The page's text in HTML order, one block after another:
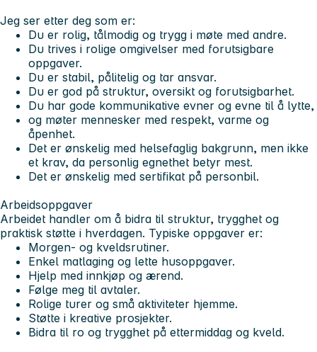
Jeg ser etter deg som er:
Du er rolig, tålmodig og trygg i møte med andre.
Du trives i rolige omgivelser med forutsigbare
oppgaver.
Du er stabil, pålitelig og tar ansvar.
Du er god på struktur, oversikt og forutsigbarhet.
Du har gode kommunikative evner og evne til å lytte,
og møter mennesker med respekt, varme og
åpenhet.
Det er ønskelig med helsefaglig bakgrunn, men ikke
et krav, da personlig egnethet betyr mest.
Det er ønskelig med sertifikat på personbil.
Arbeidsoppgaver
Arbeidet handler om å bidra til struktur, trygghet og
praktisk støtte i hverdagen. Typiske oppgaver er:
Morgen- og kveldsrutiner.
Enkel matlaging og lette husoppgaver.
Hjelp med innkjøp og ærend.
Følge meg til avtaler.
Rolige turer og små aktiviteter hjemme.
Støtte i kreative prosjekter.
Bidra til ro og trygghet på ettermiddag og kveld.